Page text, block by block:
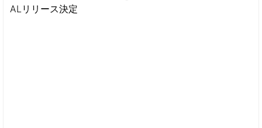
ALリリース決定